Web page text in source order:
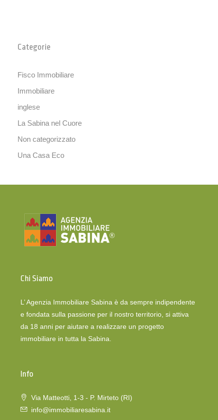
Categorie
Fisco Immobiliare
Immobiliare
inglese
La Sabina nel Cuore
Non categorizzato
Una Casa Eco
Chi Siamo
L’ Agenzia Immobiliare Sabina è da sempre indipendente
e fondata sulla passione per il nostro territorio, si attiva
da 18 anni per aiutare a realizzare un progetto
immobiliare in tutta la Sabina.
Info
Via Matteotti, 1-3 - P. Mirteto (RI)
info@immobiliaresabina.it